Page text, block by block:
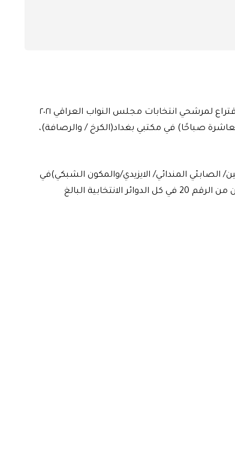
تستعد المفوضية العليا المستقلة للانتخابات لإجراء قرعة أرقام الاقتراع لمرشحي انتخابات مجلس النواب العراقي ٢٠٢١
صباحًا) في مكتبي بغداد(الكرخ / والرصافة)،
الصابئي المندائي/ الايزيدي/والمكون الشبكي)في
المكتب الوطني حصرًا في اليوم ذاته، وستبدأ أرقام القرعة للمرشحين من الرقم 20 في كل الدوائر الانتخابية البالغ